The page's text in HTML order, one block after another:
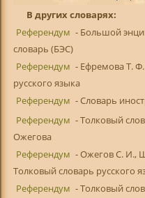
В других словарях:
Референдум - Большой
словарь (БЭС)
Референдум - Ефремова Т.
русского языка
Референдум - Словарь
Референдум - Толковый
Ожегова
Референдум - Ожегов С. И.,
Толковый словарь русского
Референдум - Толковый